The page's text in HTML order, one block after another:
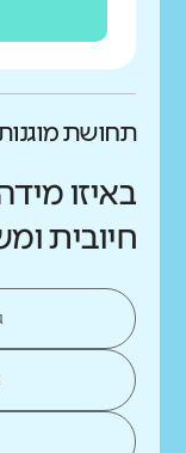
תחושת
באיזו
חיובית